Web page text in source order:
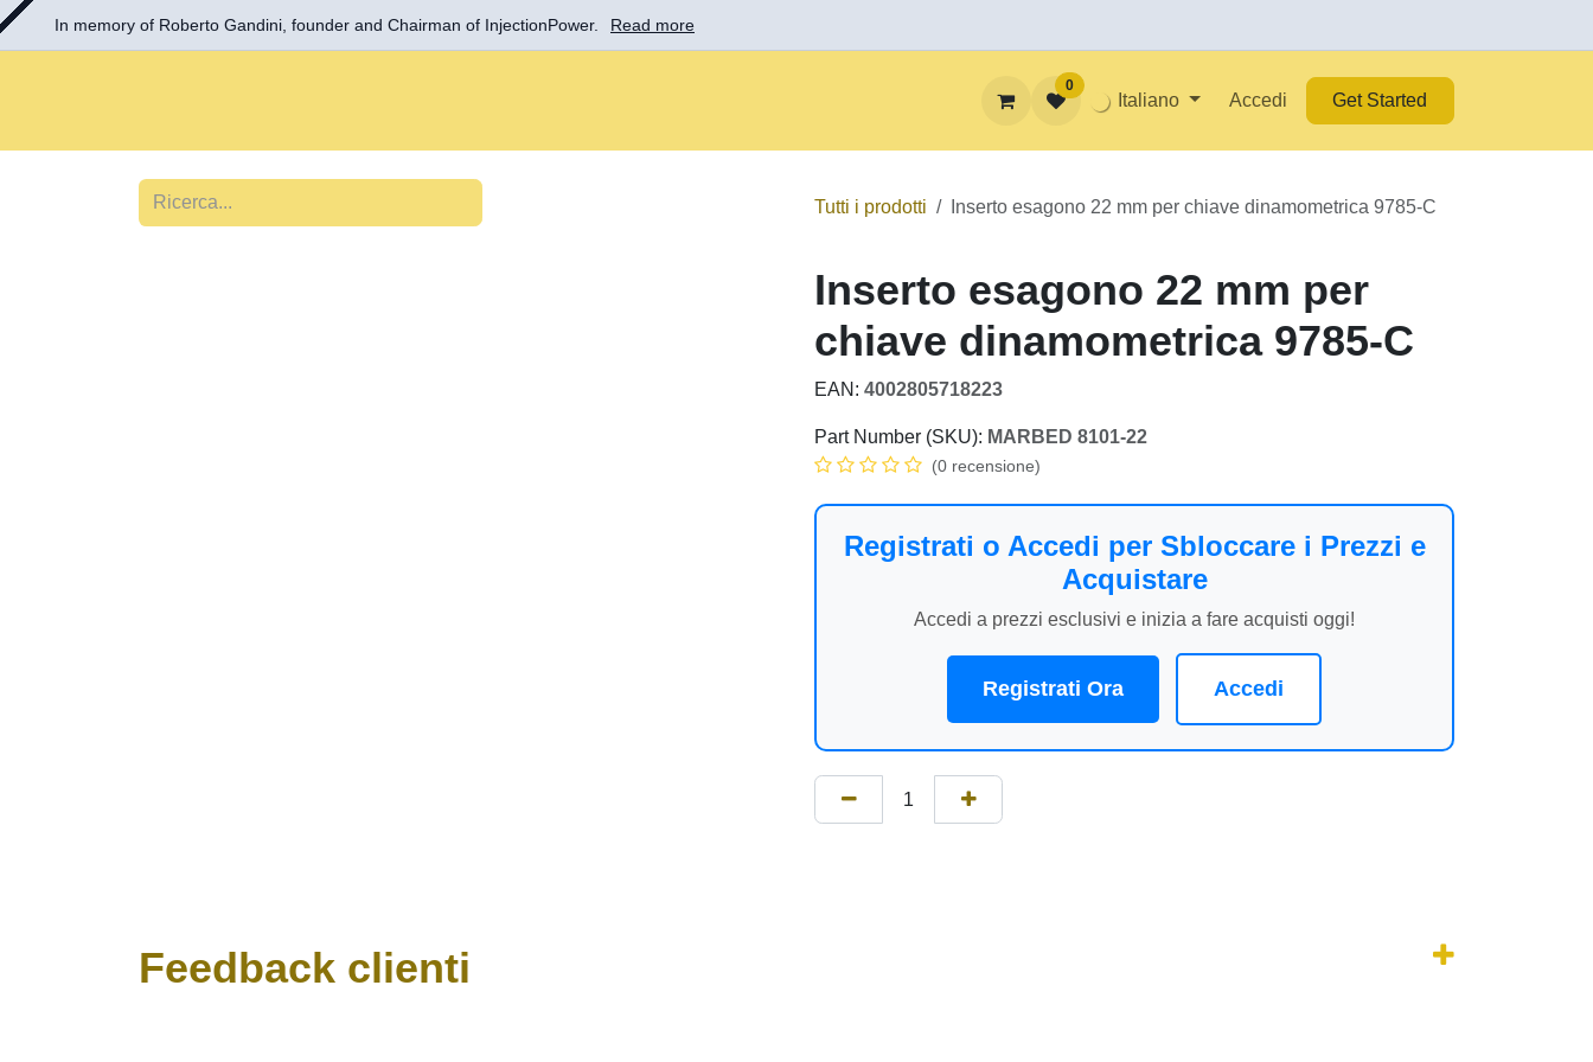
In memory of Roberto Gandini, founder and Chairman of InjectionPower. Read more
Informazioni su InjectionPower
0
Italiano Accedi Get Started
Tutti i prodotti
Inserto esagono 22 mm per chiave dinamometrica 9785-C
Inserto esagono 22 mm per
chiave dinamometrica 9785-C
EAN:4002805718223
Part Number (SKU):MARBED 8101-22
(0 recensione)
Registrati o Accedi per Sbloccare i Prezzi
e Acquistare
Accedi a prezzi esclusivi e inizia a fare acquisti oggi!
Registrati Ora Accedi
Feedback clienti